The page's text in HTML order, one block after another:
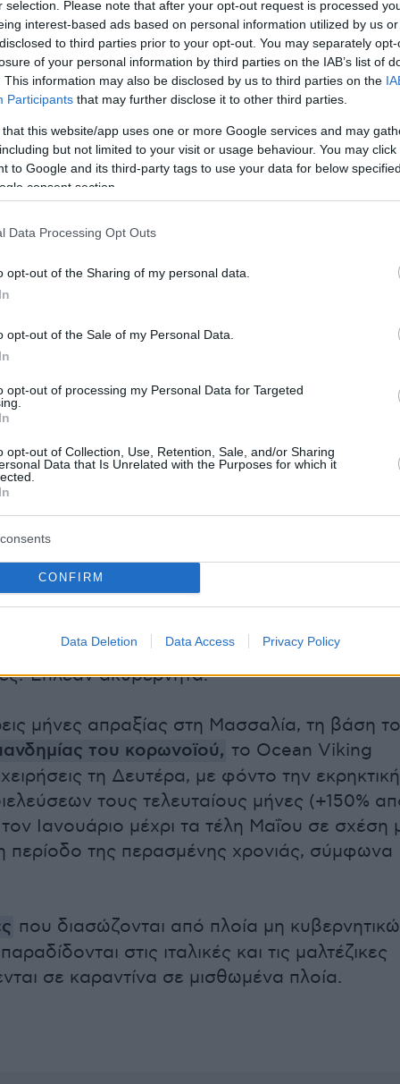
selection. Please note that after your opt-out request is processed
interest-based ads based on personal information utilized by us
to third parties prior to your opt-out. You may separately
of your personal information by third parties on the IAB’s list of
This information may also be disclosed by us to third parties on the
Participants that may further disclose it to other third parties.
that this website/app uses one or more Google services and may
but not limited to your visit or usage behaviour. You may
to Google and its third-party tags to use your data for below
consent section.
Data Processing Opt Outs
opt-out of the Sharing of my personal data.
opt-out of the Sale of my Personal Data.
opt-out of processing my Personal Data for Targeted
opt-out of Collection, Use, Retention, Sale, and/or Sharing
Data that Is Unrelated with the Purposes for which it
CONFIRM
Data Deletion Data Access Privacy Policy
έφηβοι, πολλοί από το Μπανγκλαντές και
σε άλλους 51μετανάστες, ανάμεσά
που είχαν διασωθεί το μεσημέρι.
τους μοίρασε μάσκες και πήρε τη
νέου κορονοϊού. Ένας μετανάστης που είχε
σε απομόνωση, προληπτικά.
διασωθέντες φώναζαν
της ΜΚΟ.«Λιβύη, μπαμ μπαμ»είπε ένας
τη σειρά του να του δώσουν ένα μπουκάλι
πρωτεΐνης.
«εντοπίστηκε από το Moon Bird, το
ΜΚΟ Sea-Watch»
σε βοήθεια, εξήγησε η
οι μηχανές των πλεούμενων είχαν
Έπλεαν ακυβέρνητα.
μήνες απραξίας στη Μασσαλία, τη βάση
του κορωνοϊού, το Ocean Viking
τη Δευτέρα, με φόντο την εκρηκτική
τους τελευταίους μήνες (+150%
Ιανουάριο μέχρι τα τέλη Μαΐου σε σχέση
περίοδο της περασμένης χρονιάς, σύμφωνα
που διασώζονται από πλοία μη
στις ιταλικές και τις μαλτέζικες
σε καραντίνα σε μισθωμένα πλοία.